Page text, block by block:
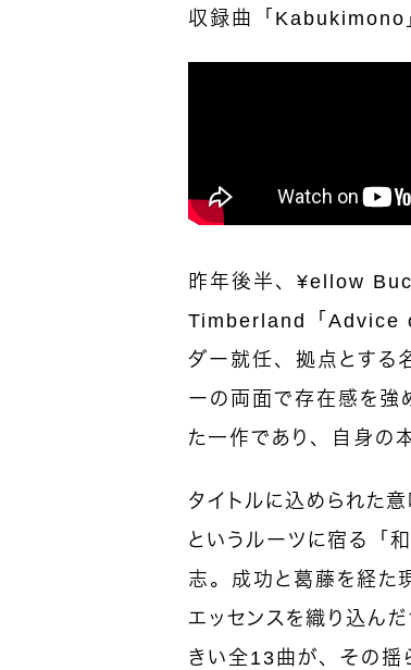
収録曲「Kabukimono
昨年後半、¥ellow
Timberland「Advice
ダー就任、拠点とする
ーの両面で存在感を強
た一作であり、自身の
タイトルに込められた
というルーツに宿る「
志。成功と葛藤を経た
エッセンスを織り込ん
きい全13曲が、その揺